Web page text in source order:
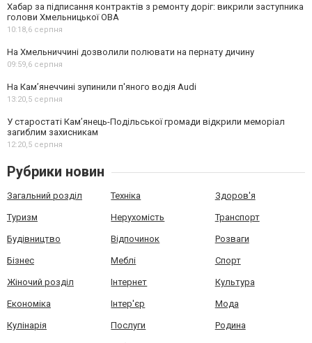
Хабар за підписання контрактів з ремонту доріг: викрили заступника
голови Хмельницької ОВА
10:18,6 серпня
На Хмельниччині дозволили полювати на пернату дичину
09:59,6 серпня
На Камʼянеччині зупинили п'яного водія Audi
13:20,5 серпня
У старостаті Кам’янець-Подільської громади відкрили меморіал
загиблим захисникам
12:20,5 серпня
Рубрики новин
Загальний розділ Техніка Здоров'я
Туризм Нерухомість Транспорт
Будівництво Відпочинок Розваги
Бізнес Меблі Спорт
Жіночий розділ Інтернет Культура
Економіка Інтер'єр Мода
Кулінарія Послуги Родина